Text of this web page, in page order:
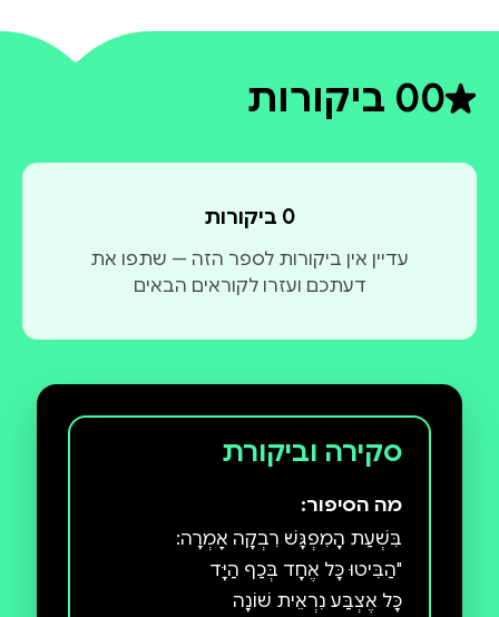
0דירוג ממוצע 0 מתוך 5
0 ביקורות
0 ביקורות
עדיין אין ביקורות לספר הזה — שתפו את
דעתכם ועזרו לקוראים הבאים
סקירה וביקורת
מה הסיפור: